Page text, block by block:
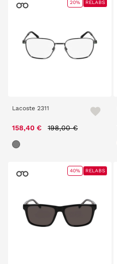
Lacoste 2311
158,40 € Price reduced from
198,00 €
20% RELABS
40% RELABS